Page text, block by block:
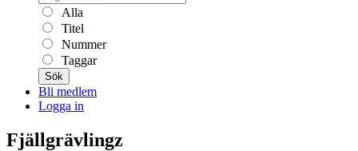
Alla
Titel
Nummer
Taggar
Sök
Bli medlem
Logga in
Fjällgrävlingz